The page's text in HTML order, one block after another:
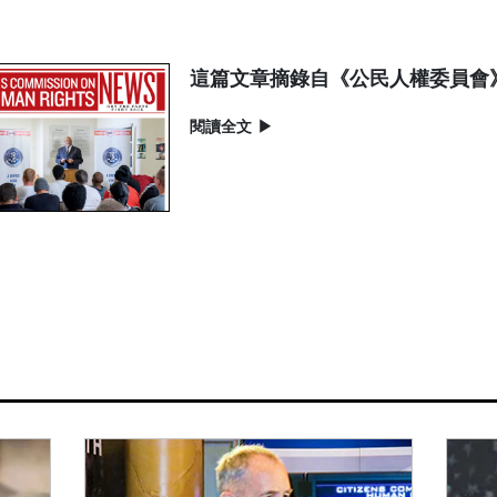
這篇文章摘錄自《公民人權委員會
閱讀全文 ▶